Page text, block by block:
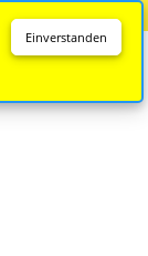
Einverstanden